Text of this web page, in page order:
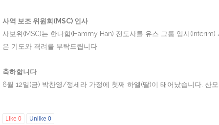
사역 보조 위원회(MSC) 인사
사보위(MSC)는 한다함(Hammy Han) 전도사를 유스 그룹 임시
은 기도와 격려를 부탁드립니다.
축하합니다
6월 12일(금) 박찬영/정세라 가정에 첫째 하엘(딸)이 태어났습니다. 산
Like 0 Unlike 0